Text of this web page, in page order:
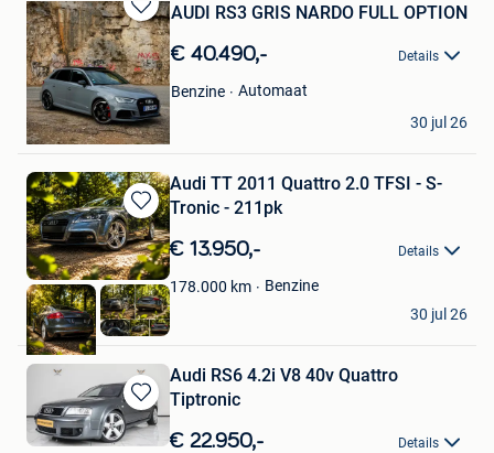
Bewaren
in
Mijn
Favorieten
AUDI RS3 GRIS NARDO FULL OPTION
€ 40.490,- Details
Benzine
Automaat
Hem
Mouscron
30 jul 26
Bewaren
in
Mijn
Favorieten
Audi TT 2011 Quattro 2.0 TFSI - S-
Tronic - 211pk
€ 13.950,- Details
178.000 km
Benzine
M & M
Hulshout
30 jul 26
Bewaren
in
Audi RS6 4.2i V8 40v Quattro
Tiptronic
€ 22.950,- Details